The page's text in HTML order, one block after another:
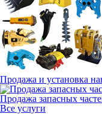
Продажа и установка
Продажа запасных
Все услуги